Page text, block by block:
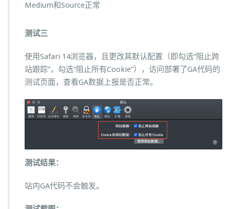
Medium和Source正常
测试三
使用Safari 14浏览器，且更改其默认配置（即勾选“阻止跨
站跟踪”，勾选“阻止所有Cookie”），访问部署了GA代码的
测试页面，查看GA数据上报是否正常。
测试结果：
站内GA代码不会触发。